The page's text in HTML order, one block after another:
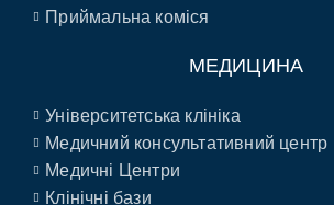
Приймальна коміся
МЕДИЦИНА
Університетська клініка
Медичний консультативний центр
Медичні Центри
Клінічні бази